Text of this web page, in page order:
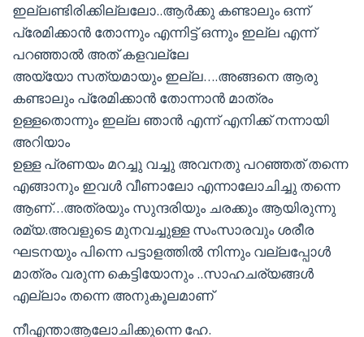
ഇല്ലണ്ടിരിക്കില്ലലോ..ആര്‍ക്കു കണ്ടാലും ഒന്ന്
പ്രേമിക്കാന്‍ തോന്നും എന്നിട്ട് ഒന്നും ഇല്ല എന്ന്
പറഞ്ഞാല്‍ അത് കളവല്ലേ
അയ്യോ സത്യമായും ഇല്ല….അങ്ങനെ ആരു
കണ്ടാലും പ്രേമിക്കാന്‍ തോന്നാന്‍ മാത്രം
ഉള്ളതൊന്നും ഇല്ല ഞാന്‍ എന്ന് എനിക്ക് നന്നായി
അറിയാം
ഉള്ള പ്രണയം മറച്ചു വച്ചു അവനതു പറഞ്ഞത് തന്നെ
എങ്ങാനും ഇവള്‍ വീണാലോ എന്നാലോചിച്ചു തന്നെ
ആണ്…അത്രയും സുന്ദരിയും ചരക്കും ആയിരുന്നു
രമ്യ.അവളുടെ മുനവച്ചുള്ള സംസാരവും ശരീര
ഘടനയും പിന്നെ പട്ടാളത്തില്‍ നിന്നും വല്ലപ്പോള്‍
മാത്രം വരുന്ന കെട്ടിയോനും ..സാഹചര്യങ്ങള്‍
എല്ലാം തന്നെ അനുകൂലമാണ്
നീഎന്താആലോചിക്കുന്നെ ഹേ.